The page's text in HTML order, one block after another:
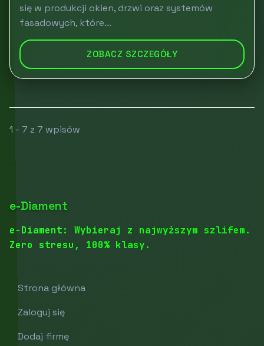
się w produkcji okien, drzwi oraz systemów
fasadowych, które...
ZOBACZ SZCZEGÓŁY
1 - 7 z 7 wpisów
e-Diament
e-Diament: Wybieraj z najwyższym szlifem.
Zero stresu, 100% klasy.
Strona główna
Zaloguj się
Dodaj firmę